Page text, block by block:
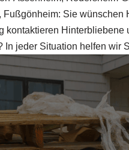
Sie
jeder Situation helfen wir